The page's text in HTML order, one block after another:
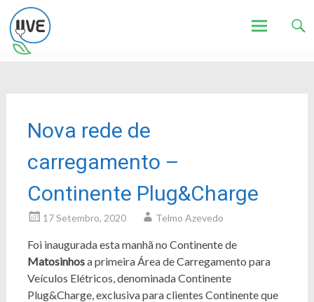
Nova rede de
carregamento –
Continente Plug&Charge
17 Setembro, 2020 Telmo Azevedo
Foi inaugurada esta manhã no Continente de
Matosinhosa primeira Área de Carregamento para
Veículos Elétricos, denominada Continente
Plug&Charge, exclusiva para clientes Continente que